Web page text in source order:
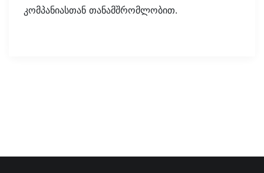
კომპანიასთან თანამშრომლობით.